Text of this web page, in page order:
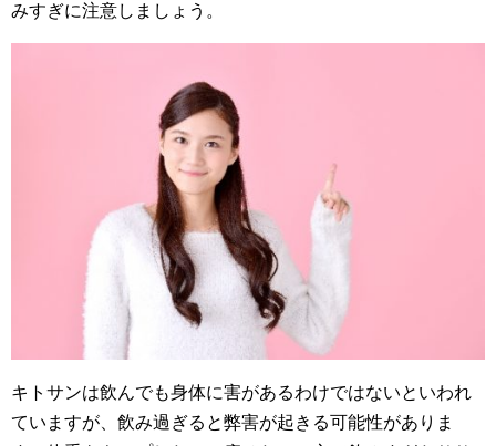
みすぎに注意しましょう。
キトサンは飲んでも身体に害があるわけではないといわれ
ていますが、飲み過ぎると弊害が起きる可能性がありま